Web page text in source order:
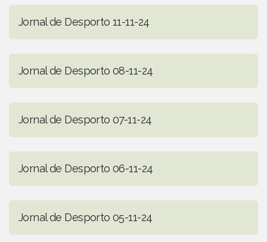
Jornal de Desporto 11-11-24
Jornal de Desporto 08-11-24
Jornal de Desporto 07-11-24
Jornal de Desporto 06-11-24
Jornal de Desporto 05-11-24